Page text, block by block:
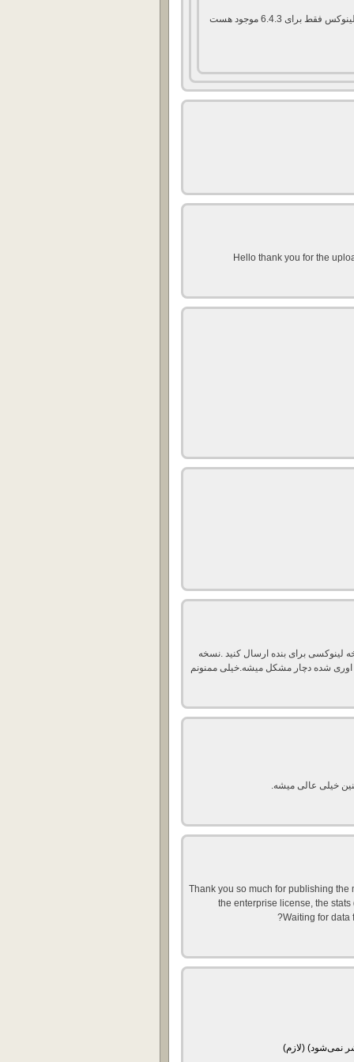
خیر دوست عزیز نسخه کرک برای لینوکس فقط برای 6.4.3 موجود هست
Hello thank you for the
برای بنده ارسال کنید .نسخه
اوری شده دچار مشکل میشه.خیلی ممنونم
Thank you so much for publishing
the enterprise license, the
Waiting for data
نمی‌شود) (لازم)